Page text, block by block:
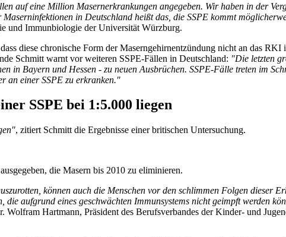
auf eine Million Masernerkrankungen angegeben. Wir haben in der
in Deutschland heißt das, die SSPE kommt
und Immunbiologie der Universität Würzburg.
diese chronische Form der Maserngehirnentzündung nicht an das
Schmitt warnt vor weiteren SSPE-Fällen in Deutschland: "Die letzten
in Bayern und Hessen - zu neuen Ausbrüchen. SSPE-Fälle treten im
an einer SSPE zu erkranken."
SSPE bei 1:5.000 liegen
, zitiert Schmitt die Ergebnisse einer britischen Untersuchung.
die Masern bis 2010 zu eliminieren.
können auch die Menschen vor den schlimmen Folgen dieser
aufgrund eines geschwächten Immunsystems nicht geimpft werden
Wolfram Hartmann, Präsident des Berufsverbandes der Kinder- und